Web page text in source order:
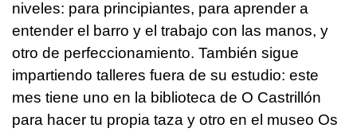
niveles: para principiantes, para aprender a
entender el barro y el trabajo con las manos, y
otro de perfeccionamiento. También sigue
impartiendo talleres fuera de su estudio: este
mes tiene uno en la biblioteca de O Castrillón
para hacer tu propia taza y otro en el museo Os